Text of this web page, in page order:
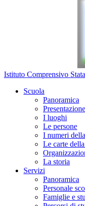
Istituto Comprensivo
Scuola
Panoramica
Presentazione
I luoghi
Le persone
I numeri
Le carte
La storia
Servizi
Panoramica
Personale
Famiglie e